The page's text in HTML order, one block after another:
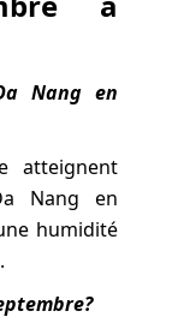
Nang en
atteignent
Nang en
humidité